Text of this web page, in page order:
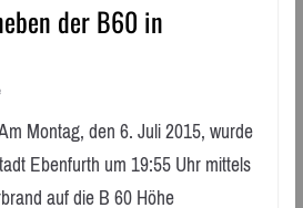
der B60 in
Montag, den 6. Juli 2015, wurde
Ebenfurth um 19:55 Uhr mittels
auf die B 60 Höhe